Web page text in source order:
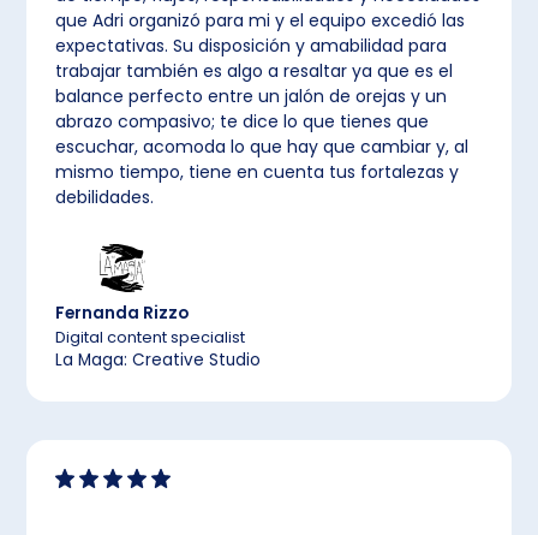
que Adri organizó para mi y el equipo excedió las
expectativas. Su disposición y amabilidad para
trabajar también es algo a resaltar ya que es el
balance perfecto entre un jalón de orejas y un
abrazo compasivo; te dice lo que tienes que
escuchar, acomoda lo que hay que cambiar y, al
mismo tiempo, tiene en cuenta tus fortalezas y
debilidades.
Fernanda Rizzo
Digital content specialist
La Maga: Creative Studio